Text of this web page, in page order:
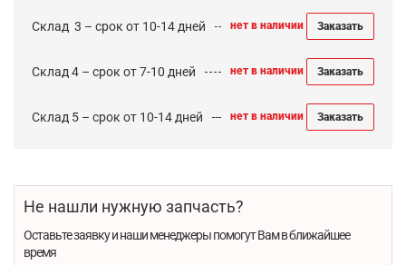
Cклад 3 – срок от 10-14 дней нет в наличии Заказать
Склад 4 – срок от 7-10 дней нет в наличии Заказать
Склад 5 – срок от 10-14 дней нет в наличии Заказать
Не нашли нужную запчасть?
Оставьте заявку и наши менеджеры помогут Вам в ближайшее
время